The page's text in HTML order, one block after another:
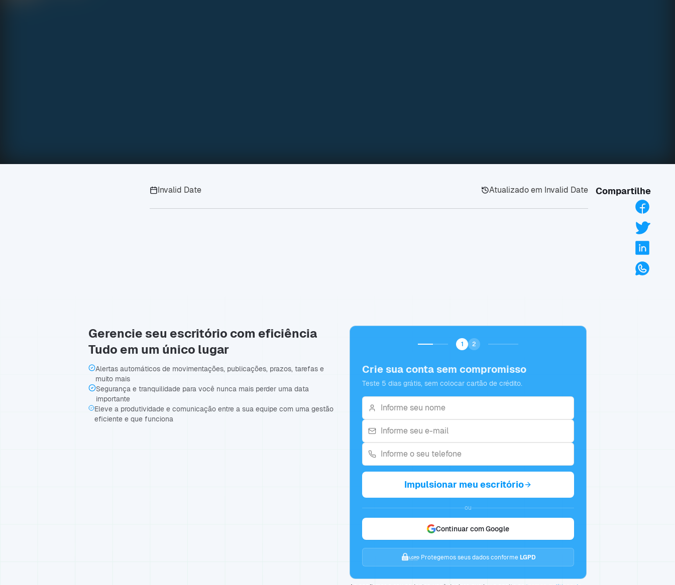
Invalid Date Atualizado em Invalid Date Compartilhe
Gerencie seu escritório com eficiência
Tudo em um único lugar
Alertas automáticos de movimentações, publicações, prazos, tarefas e
muito mais
Segurança e tranquilidade para você nunca mais perder uma data
importante
Eleve a produtividade e comunicação entre a sua equipe com uma gestão
eficiente e que funciona
1 2
Crie sua conta sem compromisso
Teste 5 dias grátis, sem colocar cartão de crédito.
Impulsionar meu escritório
ou
Continuar com Google
Protegemos seus dados conforme LGPD